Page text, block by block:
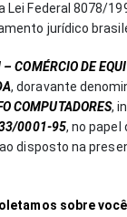
Federal 8078/
jurídico
– COMÉRCIO DE
, doravante
COMPUTADORES,
0001-95, no papel
disposto na
sobre você